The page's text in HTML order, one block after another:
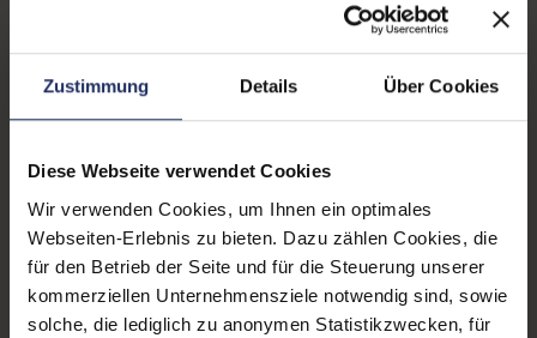
Zustimmung Details Über Cookies
Diese Webseite verwendet Cookies
Wir verwenden Cookies, um Ihnen ein optimales
Webseiten-Erlebnis zu bieten. Dazu zählen Cookies, die
für den Betrieb der Seite und für die Steuerung unserer
kommerziellen Unternehmensziele notwendig sind, sowie
solche, die lediglich zu anonymen Statistikzwecken, für
LTE: Nein
Tastaturlayout:
US (QWERTY) ohne
Ziffernblock
Grafikkartenspeicher: 4 GB GDDR6
Fingerprintreader: Ja